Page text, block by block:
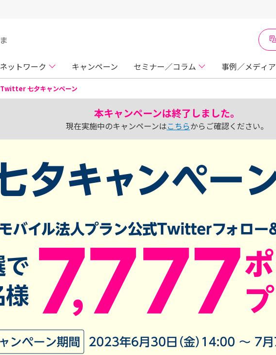
ネットワーク キャンペーン セミナー／コラム 事例／メディア
Twitter 七夕キャンペーン
本キャンペーンは終了しました。
現在実施中のキャンペーンはこちらからご確認ください。